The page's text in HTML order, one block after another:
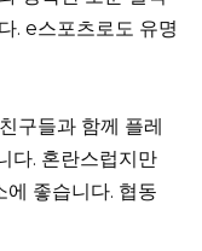
. e스포츠로도 유명
구들과 함께 플레
다. 혼란스럽지만
좋습니다. 협동